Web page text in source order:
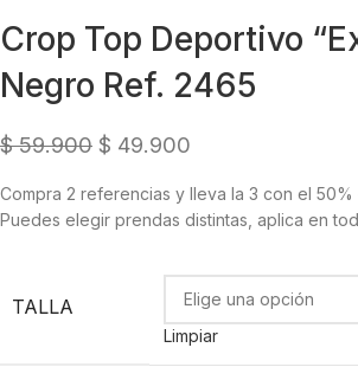
Crop Top Deportivo
Negro Ref. 2465
$59.900 $ 49.900
Compra 2 referencias y lleva la 3 con el
Puedes elegir prendas distintas, aplica en
TALLA
Limpiar